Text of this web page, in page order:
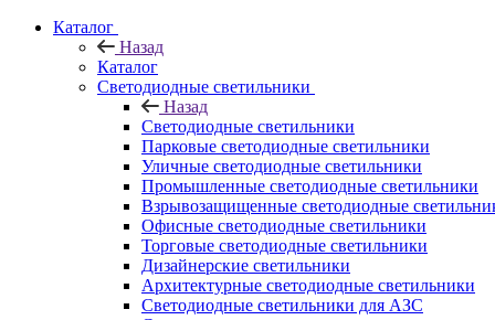
Каталог
Назад
Каталог
Светодиодные светильники
Назад
Светодиодные светильники
Парковые светодиодные светильники
Уличные светодиодные светильники
Промышленные светодиодные светильники
Взрывозащищенные светодиодные
Офисные светодиодные светильники
Торговые светодиодные светильники
Дизайнерские светильники
Архитектурные светодиодные светильники
Светодиодные светильники для АЗС